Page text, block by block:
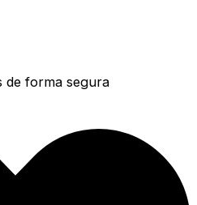
de forma segura